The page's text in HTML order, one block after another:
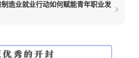
造业就业行动如何赋能青年职业发